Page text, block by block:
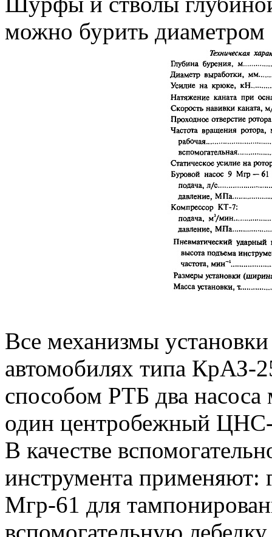
можно бурить
Все механизмы
автомобилях типа КрАЗ-
способом РТБ два
один центробежный
В качестве
инструмента
Мгр-61 для
вспомогательную